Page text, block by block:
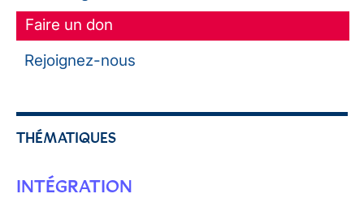
Faire un don
Rejoignez-nous
THÉMATIQUES
INTÉGRATION